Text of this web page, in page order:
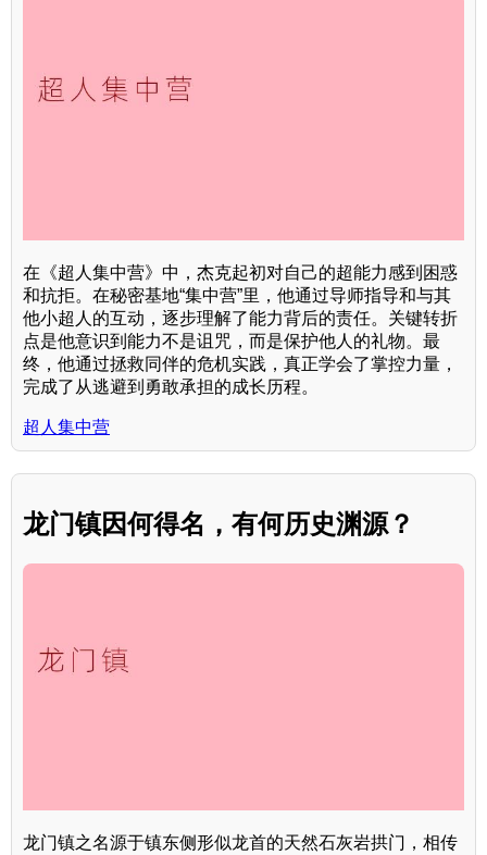
在《超人集中营》中，杰克起初对自己的超能力感到困惑
和抗拒。在秘密基地“集中营”里，他通过导师指导和与其
他小超人的互动，逐步理解了能力背后的责任。关键转折
点是他意识到能力不是诅咒，而是保护他人的礼物。最
终，他通过拯救同伴的危机实践，真正学会了掌控力量，
完成了从逃避到勇敢承担的成长历程。
超人集中营
龙门镇因何得名，有何历史渊源？
龙门镇之名源于镇东侧形似龙首的天然石灰岩拱门，相传